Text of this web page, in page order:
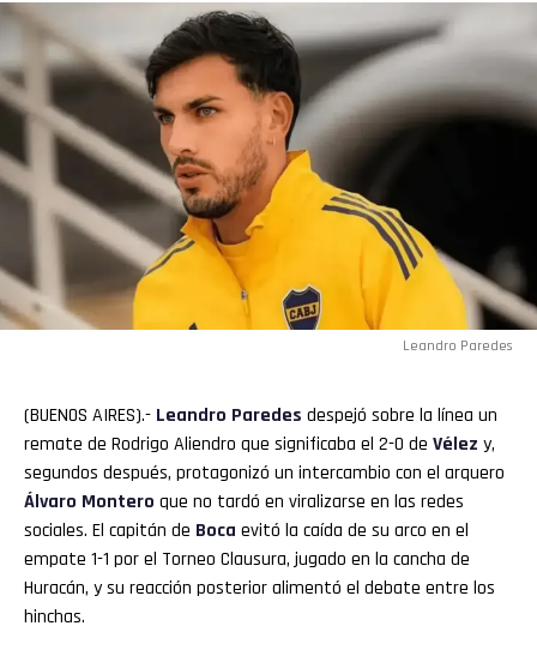
Leandro Paredes
(BUENOS AIRES).- Leandro Paredes despejó sobre la línea un
remate de Rodrigo Aliendro que significaba el 2-0 de Vélez y,
segundos después, protagonizó un intercambio con el arquero
Álvaro Montero que no tardó en viralizarse en las redes
sociales. El capitán de Boca evitó la caída de su arco en el
empate 1-1 por el Torneo Clausura, jugado en la cancha de
Huracán, y su reacción posterior alimentó el debate entre los
hinchas.